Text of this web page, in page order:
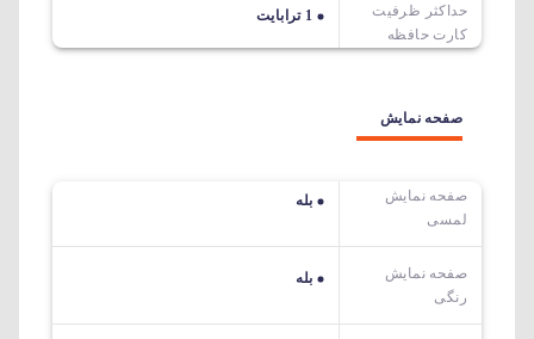
حداکثر ظرفیت
کارت حافظه
1 ترابایت
صفحه نمایش
صفحه نمایش
لمسی
بله
صفحه نمایش
رنگی
بله